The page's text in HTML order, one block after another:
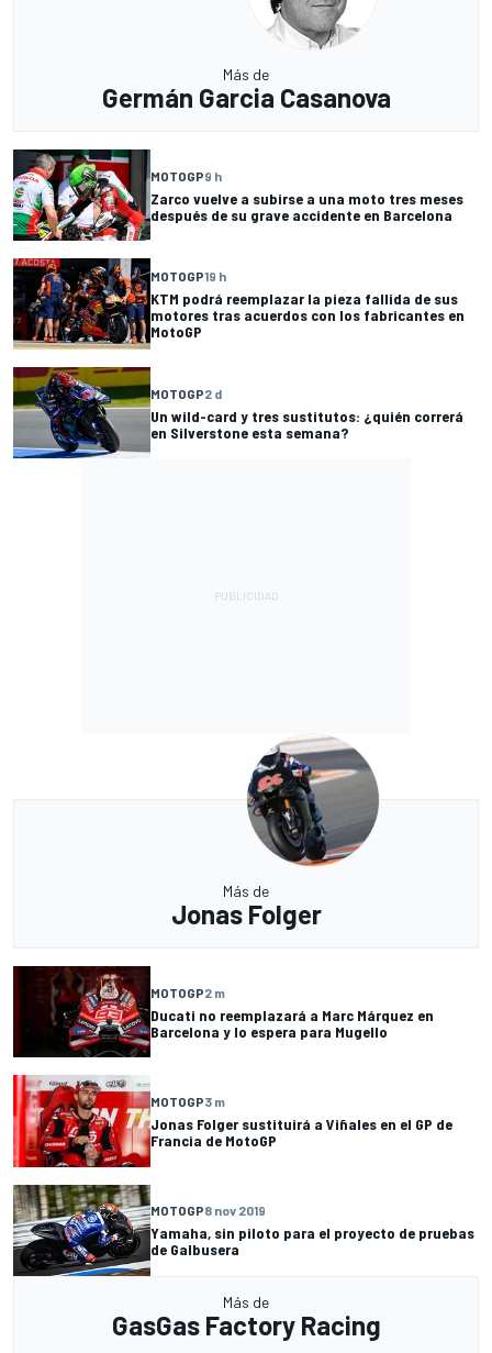
Más de
Germán Garcia Casanova
MOTOGP9 h
Zarco vuelve a subirse a una moto tres meses
después de su grave accidente en Barcelona
MOTOGP19 h
KTM podrá reemplazar la pieza fallida de sus
motores tras acuerdos con los fabricantes en
MotoGP
MOTOGP2 d
Un wild-card y tres sustitutos: ¿quién correrá
en Silverstone esta semana?
Más de
Jonas Folger
MOTOGP2 m
Ducati no reemplazará a Marc Márquez en
Barcelona y lo espera para Mugello
MOTOGP3 m
Jonas Folger sustituirá a Viñales en el GP de
Francia de MotoGP
MOTOGP8 nov 2019
Yamaha, sin piloto para el proyecto de pruebas
de Galbusera
Más de
GasGas Factory Racing